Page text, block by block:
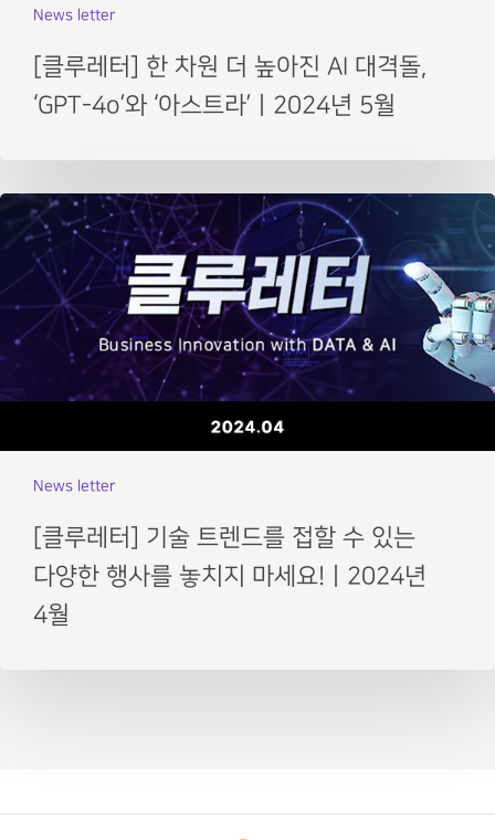
News letter
[클루레터] 한 차원 더 높아진 AI 대격돌,
‘GPT-4o’와 ‘아스트라’ㅣ2024년 5월
News letter
[클루레터] 기술 트렌드를 접할 수 있는
다양한 행사를 놓치지 마세요!ㅣ2024년
4월